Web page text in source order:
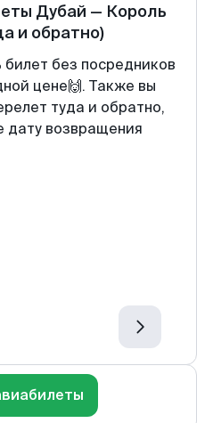
Дубай — Король
и обратно)
без посредников
цене🙌. Также вы
туда и обратно,
дату возвращения